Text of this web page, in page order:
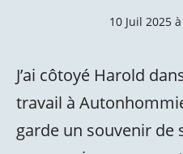
10 Juil 2025
J’ai côtoyé Harold
travail à
garde un souvenir de